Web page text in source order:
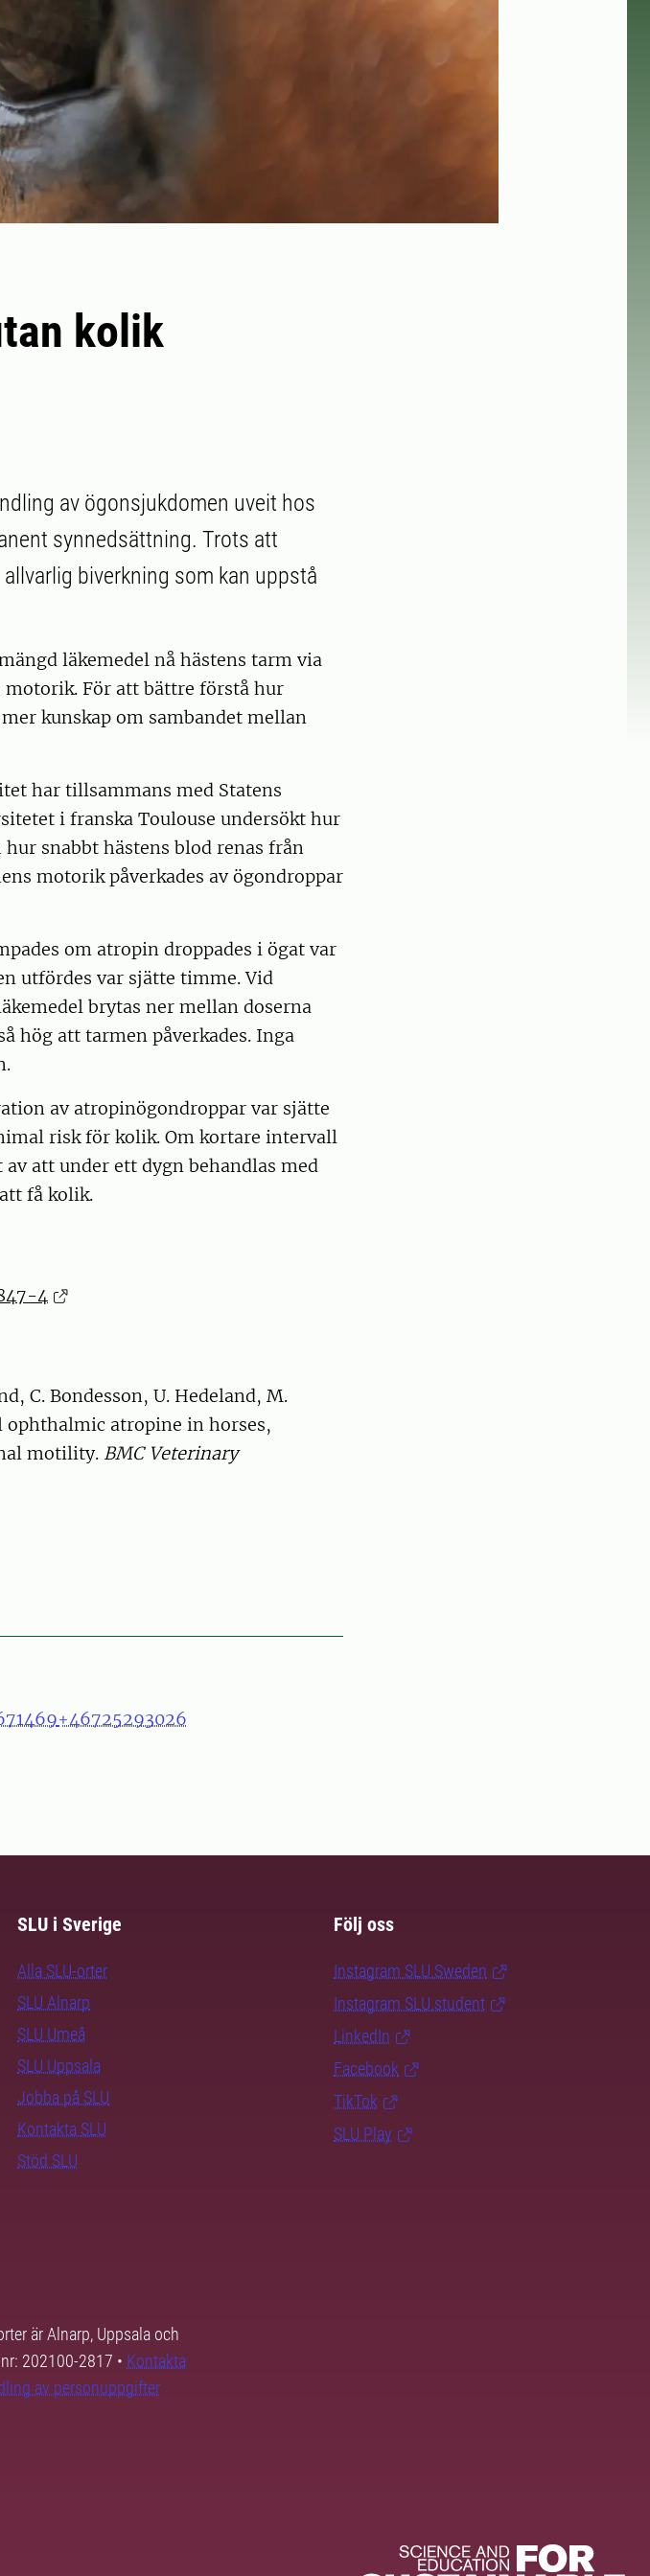
kolik
av ögonsjukdomen uveit hos
synnedsättning. Trots att
biverkning som kan uppstå
läkemedel nå hästens tarm via
För att bättre förstå hur
kunskap om sambandet mellan
har tillsammans med Statens
i franska Toulouse undersökt hur
snabbt hästens blod renas från
motorik påverkades av ögondroppar
om atropin droppades i ögat var
utfördes var sjätte timme. Vid
brytas ner mellan doserna
hög att tarmen påverkades. Inga
av atropinögondroppar var sjätte
risk för kolik. Om kortare intervall
att under ett dygn behandlas med
få kolik.
4
C. Bondesson, U. Hedeland, M.
ophthalmic atropine in horses,
motility. BMC Veterinary
+46725293026
SLU i Sverige
Alla SLU-orter
SLU Alnarp
SLU Umeå
SLU Uppsala
Jobba på SLU
Kontakta SLU
Stöd SLU
Följ oss
Instagram SLU.Sweden
Instagram SLU.student
LinkedIn
Facebook
TikTok
SLU Play
är Alnarp, Uppsala och
202100-2817 • Kontakta
av personuppgifter